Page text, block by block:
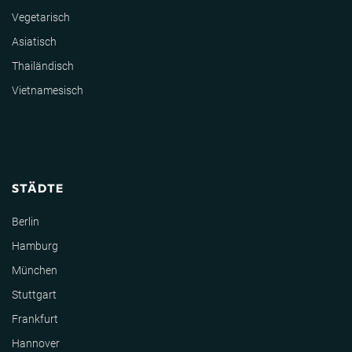
Vegetarisch
Asiatisch
Thailändisch
Vietnamesisch
STÄDTE
Berlin
Hamburg
München
Stuttgart
Frankfurt
Hannover